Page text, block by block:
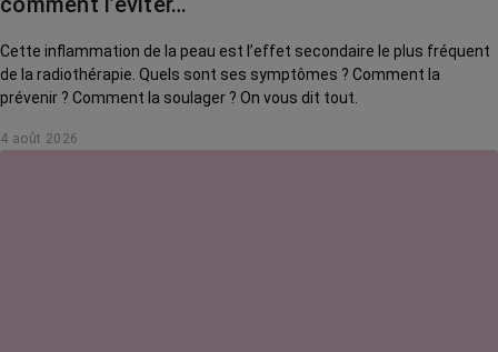
Cette inflammation de la peau est l’effet secondaire le plus fréquent
de la radiothérapie. Quels sont ses symptômes ? Comment la
prévenir ? Comment la soulager ? On vous dit tout.
4 août 2026